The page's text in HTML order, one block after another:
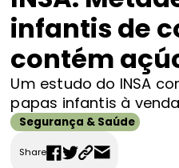
FAQS
Contactos
infantis de
contém
Um estudo do INSA
papas infantis à
Segurança & Saúde
Share